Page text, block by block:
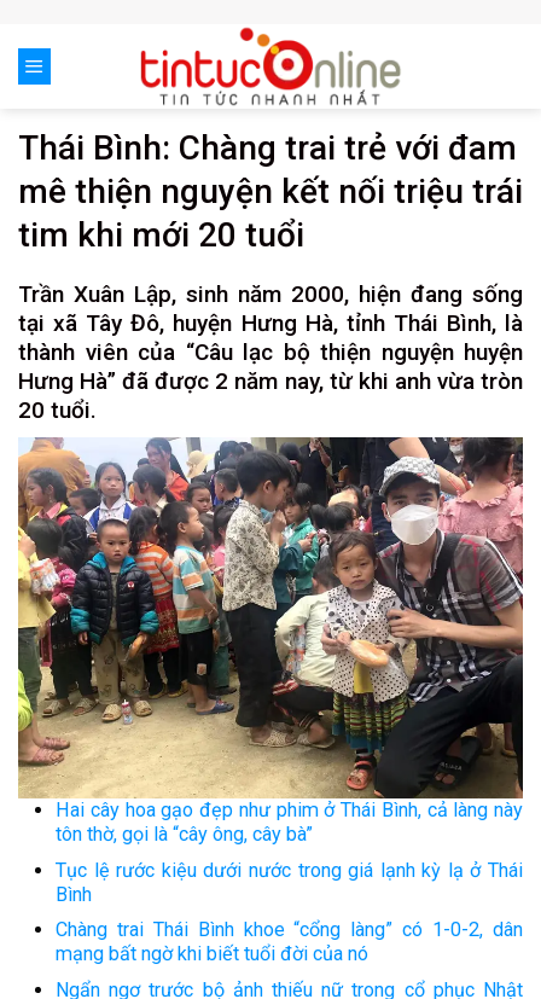
content
Thái Bình: Chàng trai trẻ với đam
mê thiện nguyện kết nối triệu trái
tim khi mới 20 tuổi
Trần Xuân Lập, sinh năm 2000, hiện đang sống
tại xã Tây Đô, huyện Hưng Hà, tỉnh Thái Bình, là
thành viên của “Câu lạc bộ thiện nguyện huyện
Hưng Hà” đã được 2 năm nay, từ khi anh vừa tròn
20 tuổi.
Hai cây hoa gạo đẹp như phim ở Thái Bình, cả làng này
tôn thờ, gọi là “cây ông, cây bà”
Tục lệ rước kiệu dưới nước trong giá lạnh kỳ lạ ở Thái
Bình
Chàng trai Thái Bình khoe “cổng làng” có 1-0-2, dân
mạng bất ngờ khi biết tuổi đời của nó
Ngẩn ngơ trước bộ ảnh thiếu nữ trong cổ phục Nhật